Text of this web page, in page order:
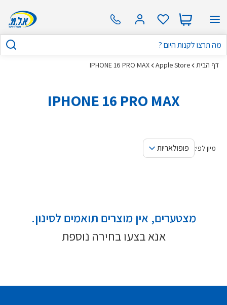
דף הבית Apple Store
IPHONE 16 PRO MAX
IPHONE 16 PRO MAX
מיון לפי: פופולאריות
מצטערים, אין מוצרים תואמים לסינון.
אנא בצעו בחירה נוספת